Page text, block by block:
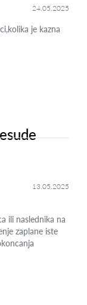
24.05.2025
je kazna
13.05.2025
ili naslednika na
zaplane iste